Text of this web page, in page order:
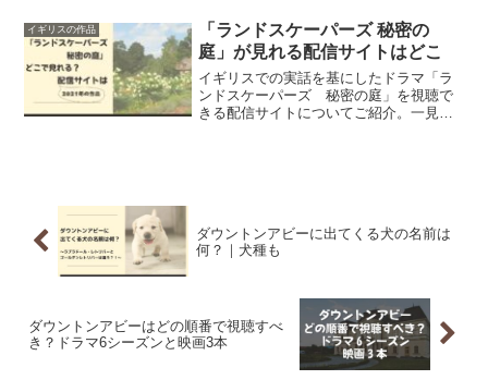
イギリスの作品
「ランドスケーパーズ 秘密の
庭」が見れる配信サイトはどこ
イギリスでの実話を基にしたドラマ「ラ
ンドスケーパーズ 秘密の庭」を視聴で
きる配信サイトについてご紹介。一見た
ダウントンアビーに出てくる犬の名前は
何？｜犬種も
ダウントンアビーはどの順番で視聴すべ
き？ドラマ6シーズンと映画3本